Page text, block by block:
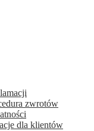
zwrotów
dla klientów